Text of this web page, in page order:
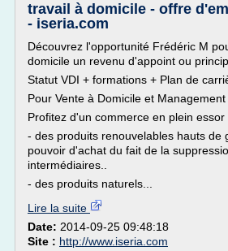
travail à domicile - offre
- iseria.com
Découvrez l'opportunité Frédéric M
domicile un revenu d'appoint ou
Statut VDI + formations + Plan de
Pour Vente à Domicile et Management
Profitez d'un commerce en plein essor
- des produits renouvelables hauts de
pouvoir d'achat du fait de la
intermédiaires..
- des produits naturels...
Lire la suite
Date: 2014-09-25 09:48:18
Site : http://www.iseria.com